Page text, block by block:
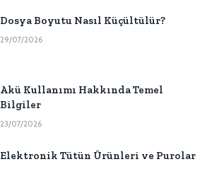
Dosya Boyutu Nasıl Küçültülür?
29/07/2026
Akü Kullanımı Hakkında Temel
Bilgiler
23/07/2026
Elektronik Tütün Ürünleri ve Purolar